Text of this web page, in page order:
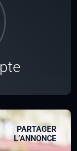
PARTAGER
L’ANNONCE